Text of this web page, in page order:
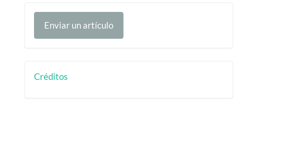
Enviar
unEnviar un artículo
creditos
Créditos